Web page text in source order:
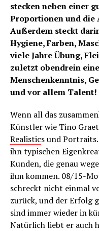
stecken neben einer
Proportionen und die
Außerdem steckt
Hygiene, Farben,
viele Jahre Übung,
zuletzt obendrein
Menschenkenntnis,
und vor allem Talent!
Wenn all das
Künstler wie Tino
Realistics und
ihn typischen
Kunden, die genau
ihm kommen. 08/15-
schreckt nicht einmal
zurück, und der Erfolg
sind immer wieder in
Natürlich liebt er auch